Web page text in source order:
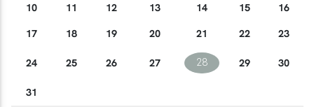
10 11 12 13 14 15 16
17 18 19 20 21 22 23
24 25 26 27 28 29 30
31